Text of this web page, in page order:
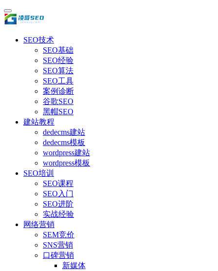
SEO技术
SEO基础
SEO经验
SEO算法
SEO工具
案例诊断
谷歌SEO
黑帽SEO
建站教程
dedecms建站
dedecms模板
wordpress建站
wordpress模板
SEO培训
SEO课程
SEO入门
SEO进阶
实战经验
网络营销
SEM竞价
SNS营销
口碑营销
新媒体